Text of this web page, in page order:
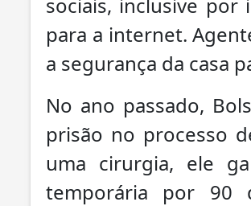
para a internet.
a segurança da casa
No ano passado,
prisão no processo
uma cirurgia, ele
temporária por 90